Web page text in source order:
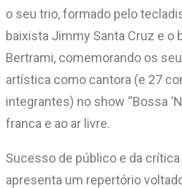
o seu trio, formado pelo
baixista Jimmy Santa Cruz e o
Bertrami, comemorando os
artística como cantora (e 27
integrantes) no show “Bossa
franca e ao ar livre.
Sucesso de público e da
apresenta um repertório